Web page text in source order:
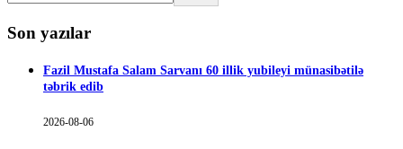
Son yazılar
Fazil Mustafa Salam Sarvanı 60 illik yubileyi münasibətilə
təbrik edib
2026-08-06